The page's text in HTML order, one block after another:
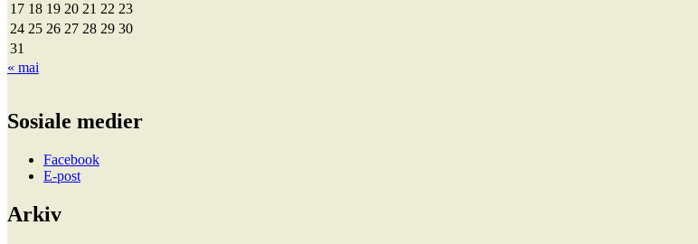
17 18 19 20 21 22 23
24 25 26 27 28 29 30
31
« mai
Sosiale medier
Facebook
E-post
Arkiv